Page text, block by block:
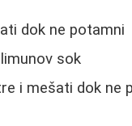
dok ne potamni
sok
i mešati dok ne